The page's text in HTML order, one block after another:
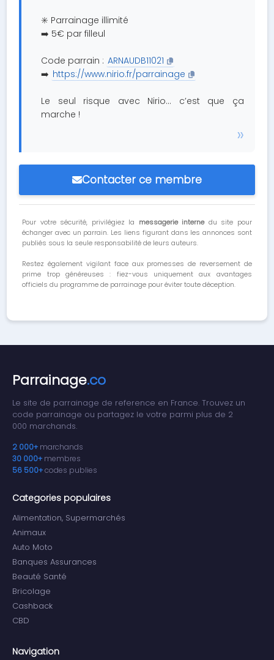
✳️ Parrainage illimité
➡️ 5€ par filleul
Code parrain : ARNAUDB11021
➡️ https://www.nirio.fr/parrainage
Le seul risque avec Nirio… c’est que ça
marche !
Contacter ce membre
Pour votre sécurité, privilégiez la messagerie internedu site pour
échanger avec un parrain. Les liens figurant dans les annonces sont
publiés sous la seule responsabilité de leurs auteurs.
Restez également vigilant face aux promesses de reversement de
prime trop généreuses : fiez-vous uniquement aux avantages
officiels du programme de parrainage pour éviter toute déception.
Parrainage.co
Le site de parrainage de reference en France. Trouvez un
code parrainage ou partagez le votre parmi plus de 2
000 marchands.
2 000+ marchands
30 000+ membres
56 500+codes publies
Categories populaires
Alimentation, Supermarchés
Animaux
Auto Moto
Banques Assurances
Beauté Santé
Bricolage
Cashback
CBD
Navigation